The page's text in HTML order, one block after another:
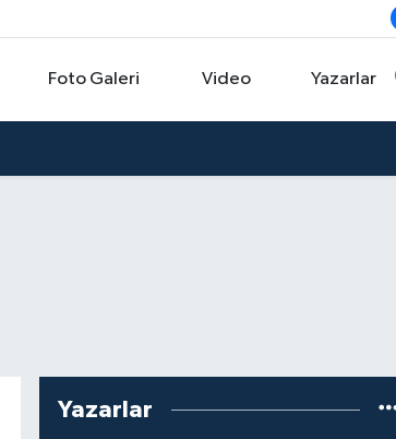
Foto Galeri Video Yazarlar
Yazarlar